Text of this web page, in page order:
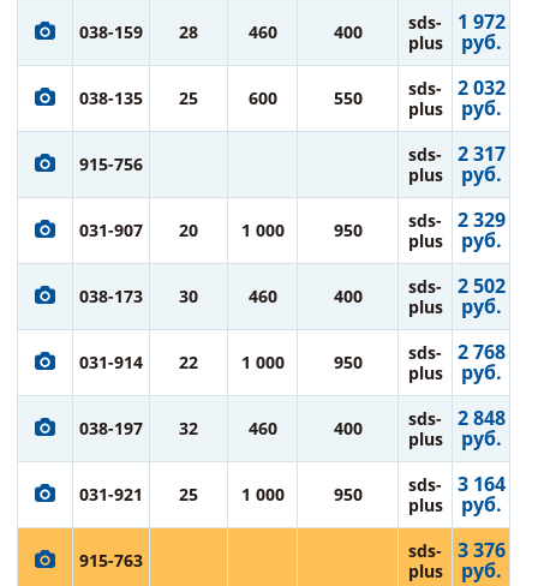
038-159 28 460 400
sds-
plus
1 972
руб.
038-135 25 600 550
sds-
plus
2 032
руб.
915-756
sds-
plus
2 317
руб.
031-907 20 1 000 950
sds-
plus
2 329
руб.
038-173 30 460 400
sds-
plus
2 502
руб.
031-914 22 1 000 950
sds-
plus
2 768
руб.
038-197 32 460 400
sds-
plus
2 848
руб.
031-921 25 1 000 950
sds-
plus
3 164
руб.
915-763
sds-
plus
3 376
руб.